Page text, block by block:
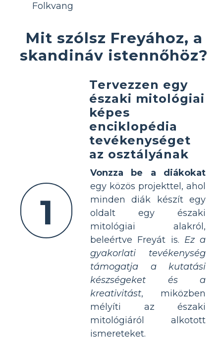
Folkvang
Mit szólsz Freyához, a
skandináv istennőhöz?
1
Tervezzen egy
északi mitológiai
képes
enciklopédia
tevékenységet
az osztályának
Vonzza be a diákokat
egy közös projekttel, ahol
minden diák készít egy
oldalt egy északi
mitológiai alakról,
beleértve Freyát is. Ez a
gyakorlati tevékenység
támogatja a kutatási
készségeket és a
kreativitást, miközben
mélyíti az északi
mitológiáról alkotott
ismereteket.